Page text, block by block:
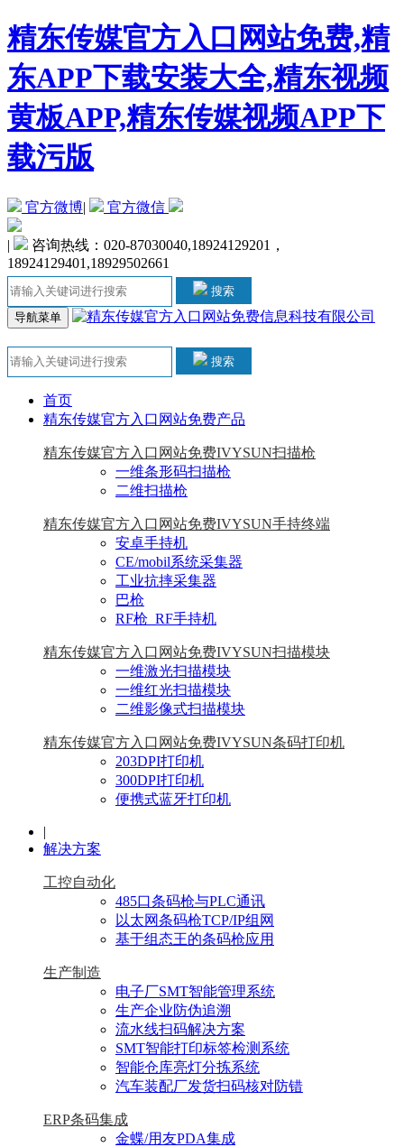
精东传媒官方入口网站免费,精
东APP下载安装大全,精东视频
黄板APP,精东传媒视频APP下
载污版
官方微博| 官方微信
|
咨询热线：020-87030040,18924129201，
18924129401,18929502661
搜索
导航菜单
搜索
首页
精东传媒官方入口网站免费产品
精东传媒官方入口网站免费IVYSUN扫描枪
一维条形码扫描枪
二维扫描枪
精东传媒官方入口网站免费IVYSUN手持终端
安卓手持机
CE/mobil系统采集器
工业抗摔采集器
巴枪
RF枪_RF手持机
精东传媒官方入口网站免费IVYSUN扫描模块
一维激光扫描模块
一维红光扫描模块
二维影像式扫描模块
精东传媒官方入口网站免费IVYSUN条码打印机
203DPI打印机
300DPI打印机
便携式蓝牙打印机
|
解决方案
工控自动化
485口条码枪与PLC通讯
以太网条码枪TCP/IP组网
基于组态王的条码枪应用
生产制造
电子厂SMT智能管理系统
生产企业防伪追溯
流水线扫码解决方案
SMT智能打印标签检测系统
智能仓库亮灯分拣系统
汽车装配厂发货扫码核对防错
ERP条码集成
金蝶/用友PDA集成